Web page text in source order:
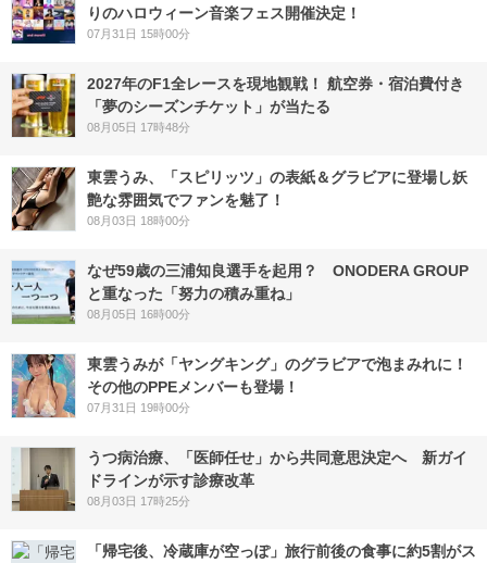
りのハロウィーン音楽フェス開催決定！
07月31日 15時00分
2027年のF1全レースを現地観戦！ 航空券・宿泊費付き
「夢のシーズンチケット」が当たる
08月05日 17時48分
東雲うみ、「スピリッツ」の表紙＆グラビアに登場し妖
艶な雰囲気でファンを魅了！
08月03日 18時00分
なぜ59歳の三浦知良選手を起用？ ONODERA GROUP
と重なった「努力の積み重ね」
08月05日 16時00分
東雲うみが「ヤングキング」のグラビアで泡まみれに！
その他のPPEメンバーも登場！
07月31日 19時00分
うつ病治療、「医師任せ」から共同意思決定へ 新ガイ
ドラインが示す診療改革
08月03日 17時25分
「帰宅後、冷蔵庫が空っぽ」旅行前後の食事に約5割がス